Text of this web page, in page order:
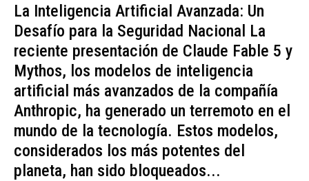
La Inteligencia Artificial Avanzada: Un
Desafío para la Seguridad Nacional La
reciente presentación de Claude Fable 5 y
Mythos, los modelos de inteligencia
artificial más avanzados de la compañía
Anthropic, ha generado un terremoto en el
mundo de la tecnología. Estos modelos,
considerados los más potentes del
planeta, han sido bloqueados...